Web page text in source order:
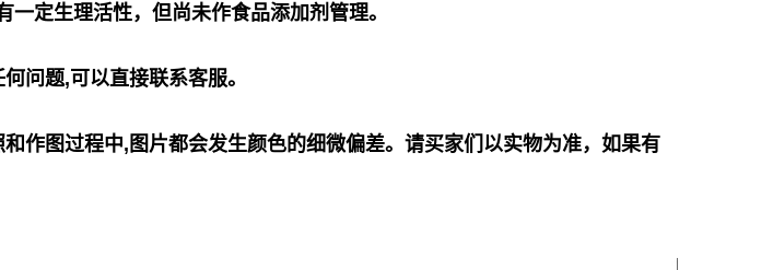
一定生理活性，但尚未作食品添加剂管理。
问题,可以直接联系客服。
作图过程中,图片都会发生颜色的细微偏差。请买家们以实物为准，如果有